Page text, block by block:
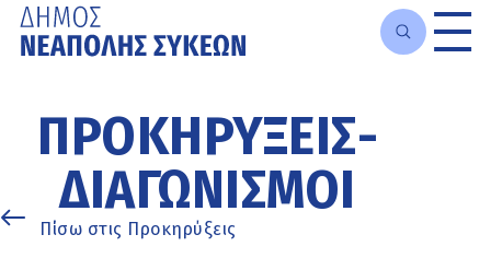
κυρίως
περιεχόμενο
ΠΡΟΚΗΡΎΞΕΙΣ-
ΔΙΑΓΩΝΙΣΜΟΊ
Πίσω στις Προκηρύξεις